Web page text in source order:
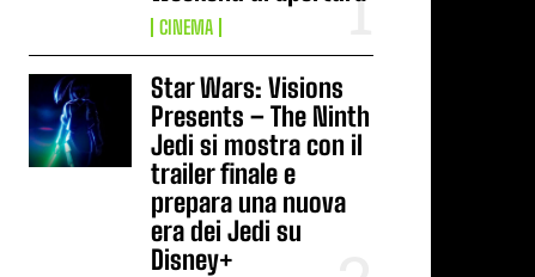
CINEMA
Star Wars: Visions
Presents – The Ninth
Jedi si mostra con il
trailer finale e
prepara una nuova
era dei Jedi su
Disney+